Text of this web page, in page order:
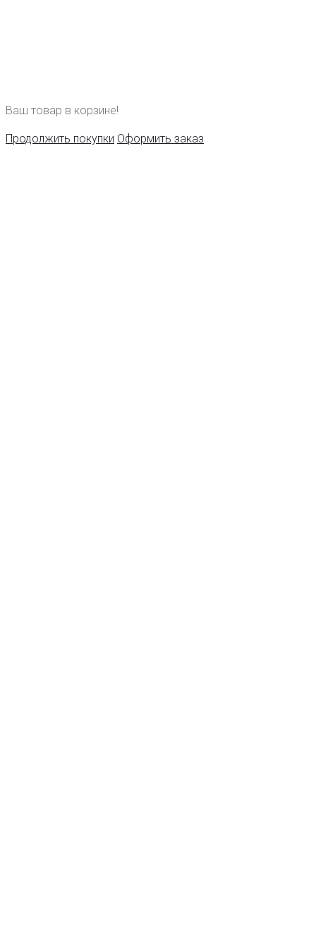
Ваш товар в корзине!
Продолжить покупки Оформить заказ